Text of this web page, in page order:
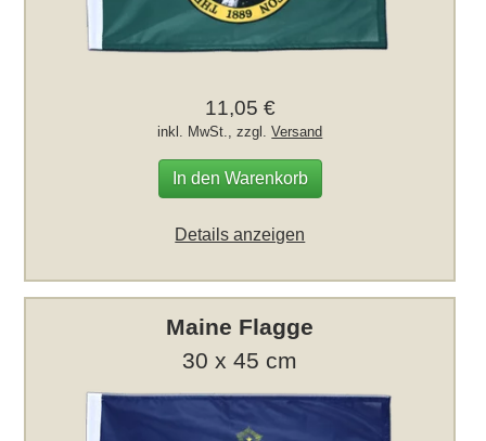
11,05 €
inkl. MwSt., zzgl.Versand
In den Warenkorb
Details anzeigen
Maine Flagge
30 x 45 cm